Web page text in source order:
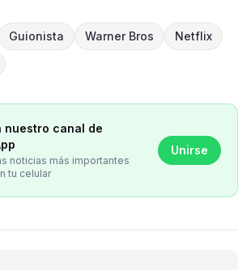
Guionista Warner Bros
Netflix
nuestro canal de
noticias más importantes
tu celular
Unirse